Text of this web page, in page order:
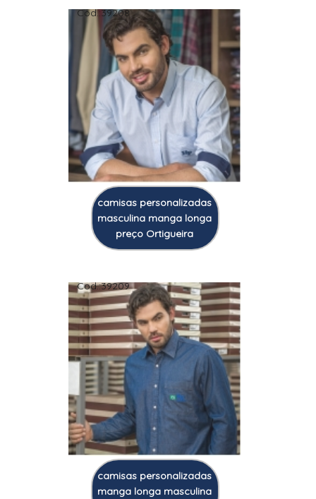
Cod.:39208
camisas personalizadas
masculina manga longa
preço Ortigueira
Cod.:39209
camisas personalizadas
manga longa masculina